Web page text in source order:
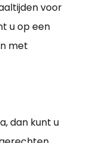
voor
u op een
met
dan kunt u